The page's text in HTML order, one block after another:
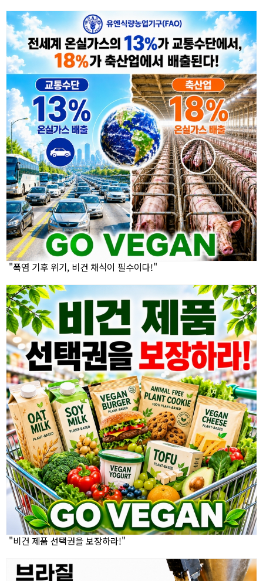
"폭염 기후 위기, 비건 채식이 필수이다!"
"비건 제품 선택권을 보장하라!"